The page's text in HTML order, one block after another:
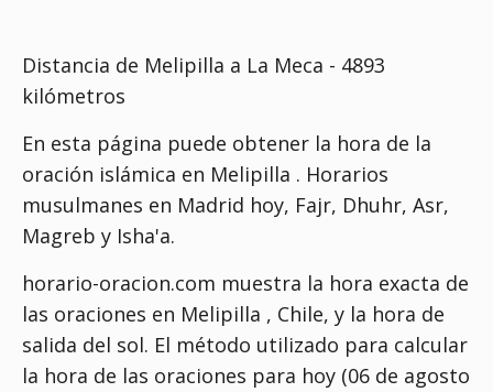
Distancia de Melipilla a La Meca - 4893
kilómetros
En esta página puede obtener la hora de la
oración islámica en Melipilla . Horarios
musulmanes en Madrid hoy, Fajr, Dhuhr, Asr,
Magreb y Isha'a.
horario-oracion.com muestra la hora exacta de
las oraciones en Melipilla , Chile, y la hora de
salida del sol. El método utilizado para calcular
la hora de las oraciones para hoy (06 de agosto